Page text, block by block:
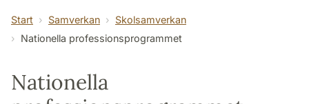
Start Samverkan
Skolsamverkan
Nationella professionsprogrammet
Nationella